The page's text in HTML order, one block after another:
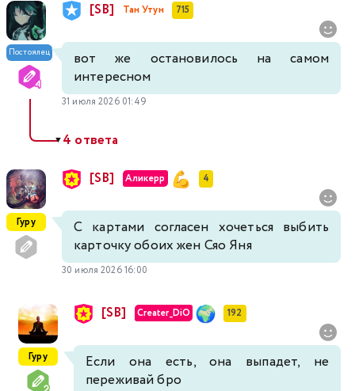
Постоялец
[SB] Тан Утун 715
вот же остановилось на самом
интересном
31 июля 2026 01:49
▼4 ответа
Гуру
[SB] Аликерр 4
С картами согласен хочеться выбить
карточку обоих жен Сяо Яня
30 июля 2026 16:00
Гуру
[SB] Creater_DiO 192
Если она есть, она выпадет, не
переживай бро